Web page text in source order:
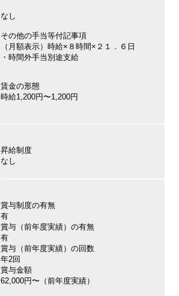
なし
その他の手当等付記事項
（月額表示）時給×８時間×２１．６日
・時間外手当別途支給
賃金の形態
時給1,200円〜1,200円
昇給制度
なし
賞与制度の有無
有
賞与（前年度実績）の有無
有
賞与（前年度実績）の回数
年2回
賞与金額
62,000円〜（前年度実績）